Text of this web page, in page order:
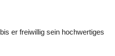
bis er freiwillig sein hochwertiges